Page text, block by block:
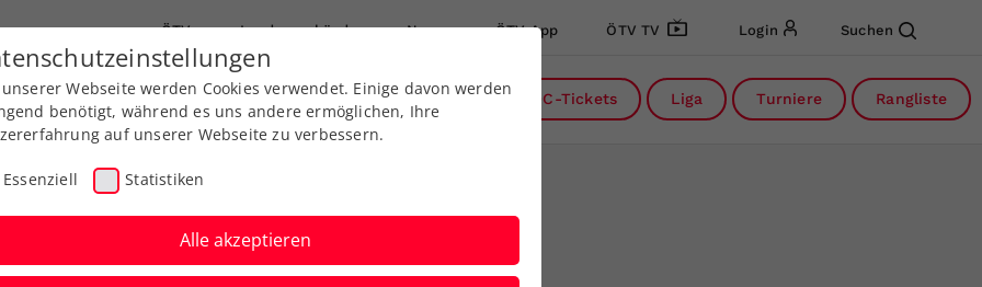
ÖTV Landesverbände News ÖTV App ÖTV TV Login Suchen
Ausbildungen Services Über uns DC-Tickets Liga Turniere Rangliste
Webseite werden Cookies verwendet. Einige davon werden
benötigt, während es uns andere ermöglichen, Ihre
auf unserer Webseite zu verbessern.
Essenziell Statistiken
Alle akzeptieren